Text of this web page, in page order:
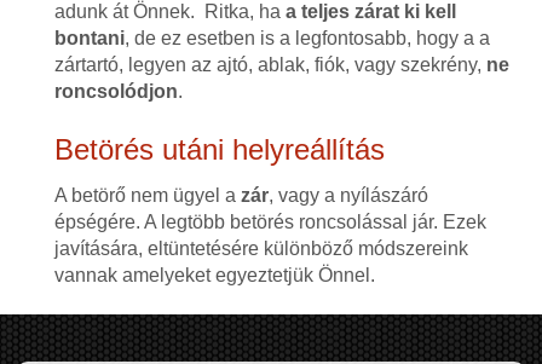
adunk át Önnek. Ritka, ha a teljes zárat ki kell
bontani, de ez esetben is a legfontosabb, hogy a a
zártartó, legyen az ajtó, ablak, fiók, vagy szekrény, ne
roncsolódjon.
Betörés utáni helyreállítás
A betörő nem ügyel a zár, vagy a nyílászáró
épségére. A legtöbb betörés roncsolással jár. Ezek
javítására, eltüntetésére különböző módszereink
vannak amelyeket egyeztetjük Önnel.